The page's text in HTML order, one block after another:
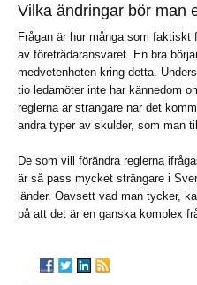
Vilka ändringar bör man
Frågan är hur många som faktiskt
av företrädaransvaret. En bra
medvetenheten kring detta.
tio ledamöter inte har kännedom
reglerna är strängare när det
andra typer av skulder, som man
De som vill förändra reglerna
är så pass mycket strängare i
länder. Oavsett vad man tycker,
på att det är en ganska komplex